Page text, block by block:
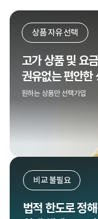
상품 자유 선택
고가 상품 및 요
권유없는 편안한
원하는 상품만 선택가입
이사